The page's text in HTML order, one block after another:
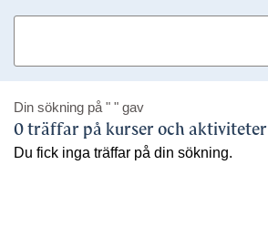
Din sökning på " " gav
0 träffar på kurser och aktiviteter
Du fick inga träffar på din sökning.